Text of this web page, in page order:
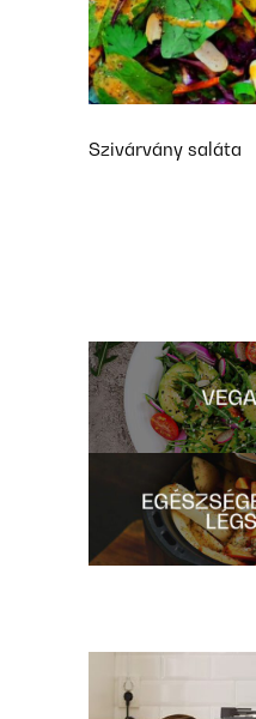
Szivárvány saláta